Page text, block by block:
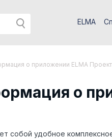
ELMA
о приложении ELMA
о
собой удобное